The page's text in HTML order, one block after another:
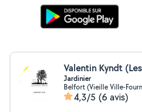
Valentin Kyndt
Jardinier
Belfort (Vieille Ville-
4,3/5 (6 avis)